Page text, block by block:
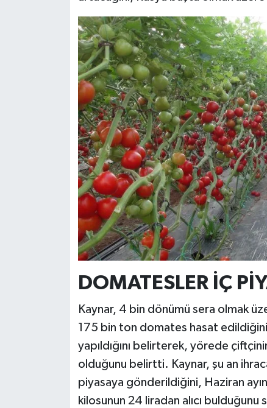
DOMATESLER İÇ
Kaynar, 4 bin dönümü sera olmak
175 bin ton domates hasat
yapıldığını belirterek, yörede
olduğunu belirtti. Kaynar, şu an
piyasaya gönderildiğini, Haziran
kilosunun 24 liradan alıcı bulduğunu